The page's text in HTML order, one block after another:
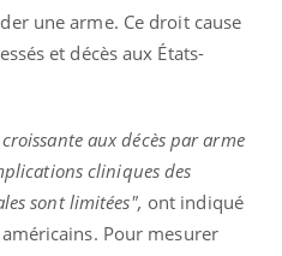
une arme. Ce droit cause
et décès aux États-
aux décès par arme
cliniques des
sont limitées", ont indiqué
Pour mesurer